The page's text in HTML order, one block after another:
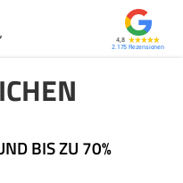
4,8
2.175
BIS ZU 70%